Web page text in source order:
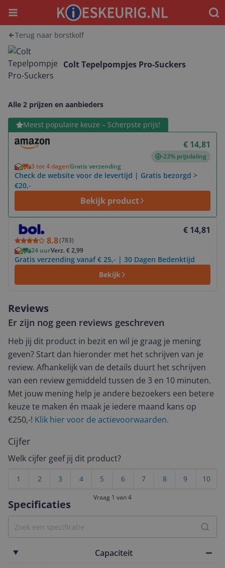
Menu
Terug naar borstkolf
Colt Tepelpompjes Pro-Suckers
Alle 2 prijzen en aanbieders
Meest populaire keuze – Scherpste prijs!
€ 14,81
-23% prijsdaling
3 tot 4 dagenGratis verzending
Check de website voor de levertijd | Gratis bezorgd >
€20,-
Bekijk product
Bekijk product
8.8(783)
€ 14,81
24 uurVerz. € 2,99
Gratis verzending vanaf € 25,- | 30 Dagen Bedenktijd
Bekijk
Bekijk product
Specificaties
Capaciteit
Reviews
Er zijn nog geen reviews geschreven
Heb jij dit product in bezit en wil je graag je mening
geven? Start dan hieronder met het schrijven van je
review. Afhankelijk van de details duurt het schrijven
van een review gemiddeld tussen de 3 en 10 minuten.
Met jouw mening help je andere bezoekers een betere
keuze te maken én maak je iedere maand kans op
€250,-! Klik hier voor de actievoorwaarden.
Cijfer
Welk cijfer geef jij dit product?
10
9
8
7
6
5
4
3
2
1
Vraag 1 van 4